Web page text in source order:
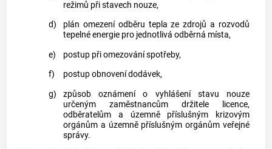
režimů při stavech nouze,
d)
plán omezení odběru tepla ze zdrojů a rozvodů
tepelné energie pro jednotliváodběrná místa,
e)
postup při omezování spotřeby,
f)
postup obnovení dodávek,
g)
způsob oznámení o vyhlášení stavu nouze
určeným zaměstnancům držitele licence,
odběratelům a územně příslušným krizovým
orgánům a územně příslušným orgánům veřejné
správy.